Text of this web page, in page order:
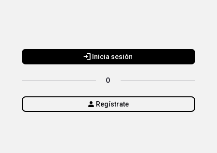
login Inicia sesión
O
person Regístrate